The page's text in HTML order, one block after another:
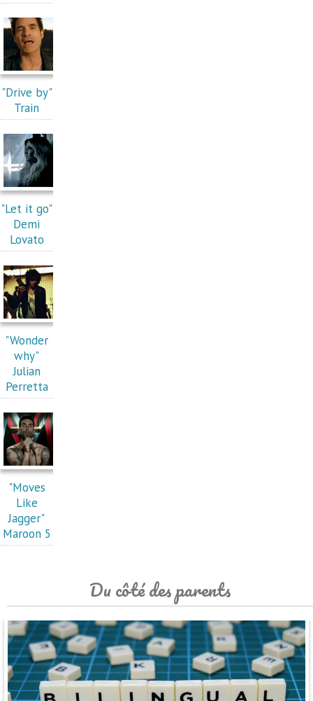
"Drive by"
Train
"Let it go"
Demi
Lovato
"Wonder
why"
Julian
Perretta
"Moves
Like
Jagger"
Maroon 5
Du côté des parents